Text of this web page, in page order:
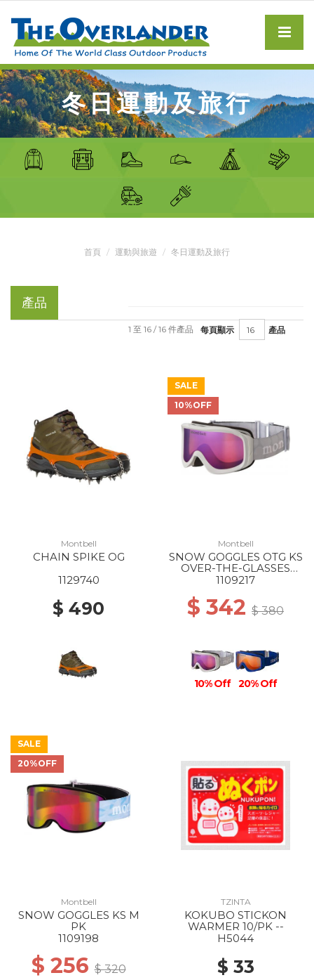
冬日運動及旅行
首頁 運動與旅遊 冬日運動及旅行
產品
每頁顯示 產品
1 至 16 / 16 件產品
Montbell
CHAIN SPIKE OG
1129740
$ 490
SALE
10%OFF
Montbell
SNOW GOGGLES OTG KS
OVER-THE-GLASSES
SV/BL
1109217
$ 342 $ 380
10% Off 20% Off
SALE
20%OFF
Montbell
SNOW GOGGLES KS M
PK
1109198
$ 256$ 320
TZINTA
KOKUBO STICKON
WARMER 10/PK --
H5044
$ 33